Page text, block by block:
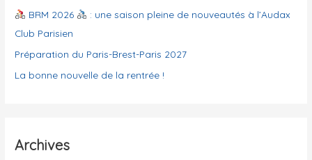
e
s
BRM 2026
: une saison pleine de nouveautés à l’Audax
Club Parisien
Préparation du Paris-Brest-Paris 2027
La bonne nouvelle de la rentrée !
Archives